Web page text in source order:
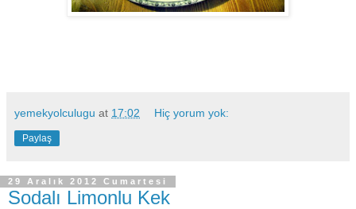
yemekyolculugu at 17:02 Hiç yorum yok:
Paylaş
29 Aralık 2012 Cumartesi
Sodalı Limonlu Kek